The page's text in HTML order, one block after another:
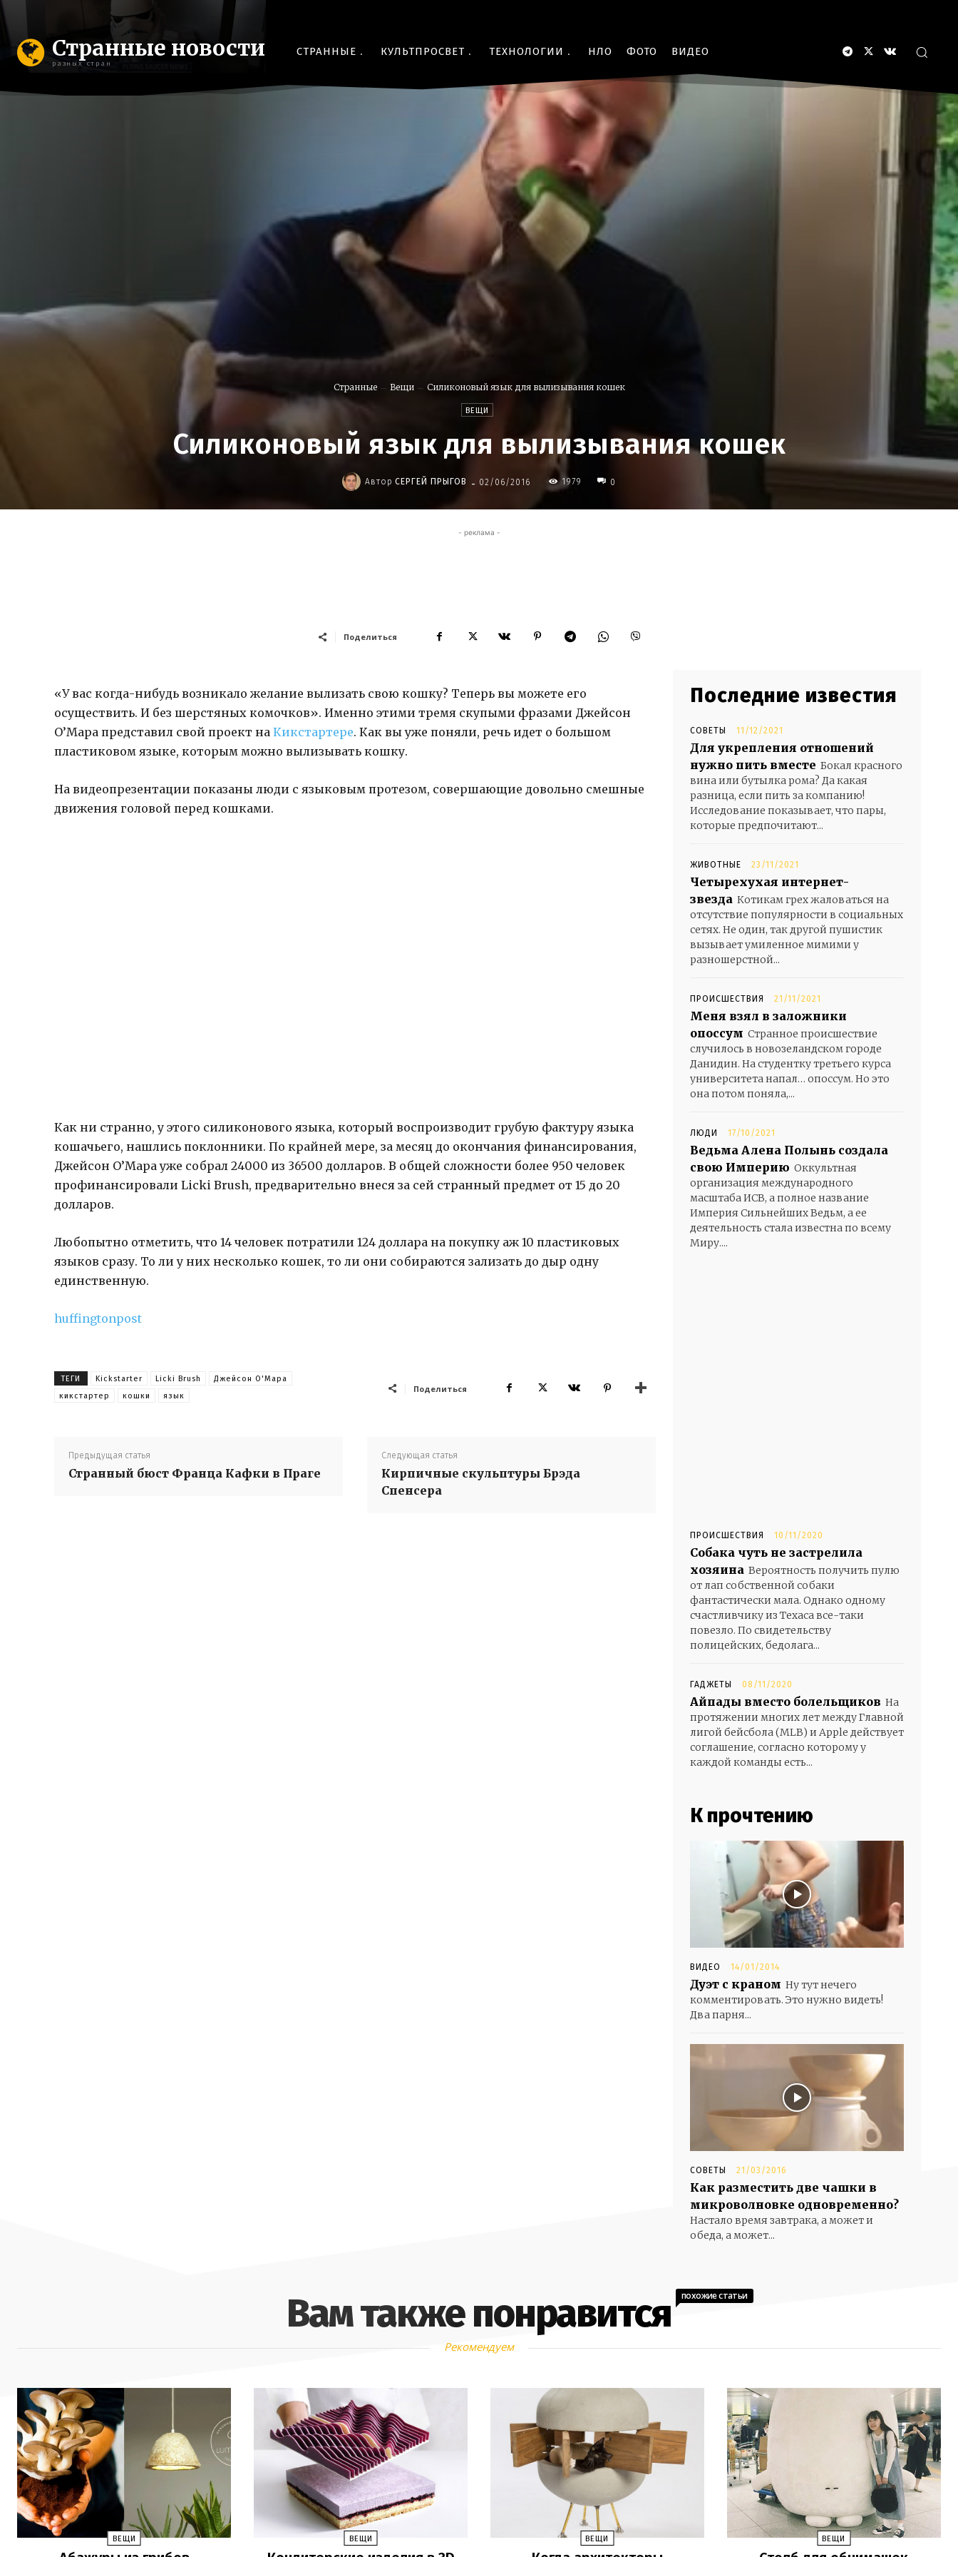
Странные новости
разных стран
СТРАННЫЕ КУЛЬТПРОСВЕТ ТЕХНОЛОГИИ НЛО ФОТО ВИДЕО
Странные Вещи Силиконовый язык для вылизывания кошек
ВЕЩИ
Силиконовый язык для вылизывания кошек
Автор СЕРГЕЙ ПРЫГОВ - 02/06/2016 1979 0
- реклама -
Поделиться
«У вас когда-нибудь возникало желание вылизать свою кошку? Теперь вы можете его
осуществить. И без шерстяных комочков». Именно этими тремя скупыми фразами Джейсон
О’Мара представил свой проект на Кикстартере. Как вы уже поняли, речь идет о большом
пластиковом языке, которым можно вылизывать кошку.
На видеопрезентации показаны люди с языковым протезом, совершающие довольно смешные
движения головой перед кошками.
Как ни странно, у этого силиконового языка, который воспроизводит грубую фактуру языка
кошачьего, нашлись поклонники. По крайней мере, за месяц до окончания финансирования,
Джейсон О’Мара уже собрал 24000 из 36500 долларов. В общей сложности более 950 человек
профинансировали Licki Brush, предварительно внеся за сей странный предмет от 15 до 20
долларов.
Любопытно отметить, что 14 человек потратили 124 доллара на покупку аж 10 пластиковых
языков сразу. То ли у них несколько кошек, то ли они собираются зализать до дыр одну
единственную.
huffingtonpost
ТЕГИ Kickstarter Licki Brush
Джейсон О'Мара
кикстартер
кошки язык
Поделиться
Предыдущая статья
Странный бюст Франца Кафки в Праге
Следующая статья
Кирпичные скульптуры Брэда
Спенсера
Последние известия
СОВЕТЫ 11/12/2021
Для укрепления отношений
нужно пить вместе Бокал красного
вина или бутылка рома? Да какая
разница, если пить за компанию!
Исследование показывает, что пары,
которые предпочитают...
ЖИВОТНЫЕ 23/11/2021
Четырехухая интернет-
звезда Котикам грех жаловаться на
отсутствие популярности в социальных
сетях. Не один, так другой пушистик
вызывает умиленное мимими у
разношерстной...
ПРОИСШЕСТВИЯ 21/11/2021
Меня взял в заложники
опоссум Странное происшествие
случилось в новозеландском городе
Данидин. На студентку третьего курса
университета напал… опоссум. Но это
она потом поняла,...
ЛЮДИ 17/10/2021
Ведьма Алена Полынь создала
свою Империю Оккультная
организация международного
масштаба ИСВ, а полное название
Империя Сильнейших Ведьм, а ее
деятельность стала известна по всему
Миру....
ПРОИСШЕСТВИЯ 10/11/2020
Собака чуть не застрелила
хозяина Вероятность получить пулю
от лап собственной собаки
фантастически мала. Однако одному
счастливчику из Техаса все-таки
повезло. По свидетельству
полицейских, бедолага...
ГАДЖЕТЫ 08/11/2020
Айпады вместо болельщиков На
протяжении многих лет между Главной
лигой бейсбола (MLB) и Apple действует
соглашение, согласно которому у
каждой команды есть...
К прочтению
ВИДЕО 14/01/2014
Дуэт с краном Ну тут нечего
комментировать. Это нужно видеть!
Два парня...
СОВЕТЫ 21/03/2016
Как разместить две чашки в
микроволновке одновременно?
Настало время завтрака, а может и
обеда, а может...
Вам также понравится похожие статьи
Рекомендуем
ВЕЩИ ВЕЩИ ВЕЩИ ВЕЩИ